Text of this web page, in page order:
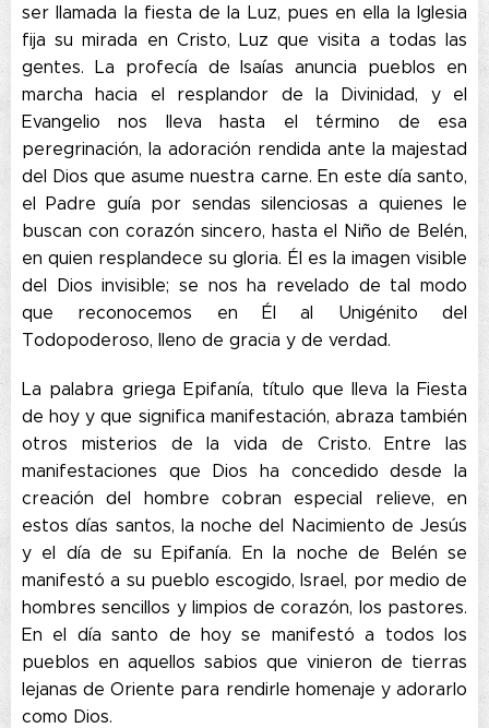
ser llamada la fiesta de la Luz, pues en ella la Iglesia
fija su mirada en Cristo, Luz que visita a todas las
gentes. La profecía de Isaías anuncia pueblos en
marcha hacia el resplandor de la Divinidad, y el
Evangelio nos lleva hasta el término de esa
peregrinación, la adoración rendida ante la majestad
del Dios que asume nuestra carne. En este día santo,
el Padre guía por sendas silenciosas a quienes le
buscan con corazón sincero, hasta el Niño de Belén,
en quien resplandece su gloria. Él es la imagen visible
del Dios invisible; se nos ha revelado de tal modo
que reconocemos en Él al Unigénito del
Todopoderoso, lleno de gracia y de verdad.
La palabra griega Epifanía, título que lleva la Fiesta
de hoy y que significa manifestación, abraza también
otros misterios de la vida de Cristo. Entre las
manifestaciones que Dios ha concedido desde la
creación del hombre cobran especial relieve, en
estos días santos, la noche del Nacimiento de Jesús
y el día de su Epifanía. En la noche de Belén se
manifestó a su pueblo escogido, Israel, por medio de
hombres sencillos y limpios de corazón, los pastores.
En el día santo de hoy se manifestó a todos los
pueblos en aquellos sabios que vinieron de tierras
lejanas de Oriente para rendirle homenaje y adorarlo
como Dios.